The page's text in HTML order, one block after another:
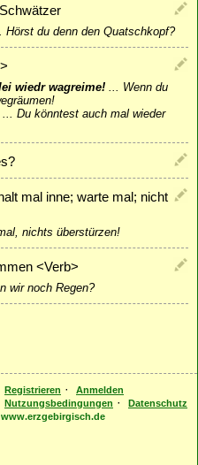
Hörst du denn den Quatschkopf?
wiedr wagreime! ... Wenn du
... Du könntest auch mal wieder
mal inne; warte mal; nicht
nichts überstürzen!
<Verb>
wir noch Regen?
Registrieren ·
Anmelden
Nutzungsbedingungen ·
Datenschutz